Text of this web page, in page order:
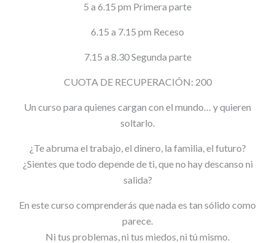
5 a 6.15 pm Primera parte
6.15 a 7.15 pm Receso
7.15 a 8.30 Segunda parte
CUOTA DE RECUPERACIÓN: 200
Un curso para quienes cargan con el mundo… y quieren
soltarlo.
¿Te abruma el trabajo, el dinero, la familia, el futuro?
¿Sientes que todo depende de ti, que no hay descanso ni
salida?
En este curso comprenderás que nada es tan sólido como
parece.
Ni tus problemas, ni tus miedos, ni tú mismo.